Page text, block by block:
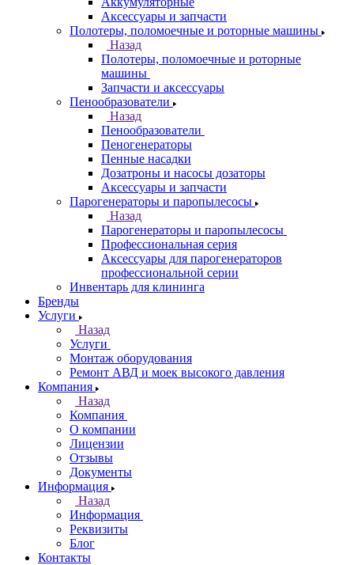
Аксессуары и запчасти
Полотеры, поломоечные и роторные машины
Назад
Полотеры, поломоечные и роторные
машины
Запчасти и аксессуары
Пенообразователи
Назад
Пенообразователи
Пеногенераторы
Пенные насадки
Дозатроны и насосы дозаторы
Аксессуары и запчасти
Парогенераторы и паропылесосы
Назад
Парогенераторы и паропылесосы
Профессиональная серия
Аксессуары для парогенераторов
профессиональной серии
Инвентарь для клининга
Бренды
Услуги
Назад
Услуги
Монтаж оборудования
Ремонт АВД и моек высокого давления
Компания
Назад
Компания
О компании
Лицензии
Отзывы
Документы
Информация
Назад
Информация
Реквизиты
Блог
Контакты